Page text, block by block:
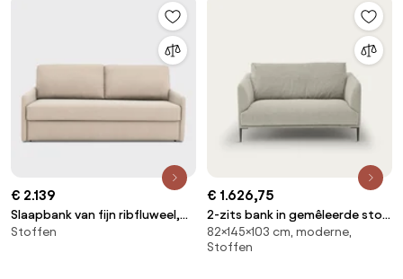
€ 2.139
Slaapbank van fijn ribfluweel,
Premium HR, Marta
Stoffen
€ 1.626,75
2-zits bank in gemêleerde stof
met bouclé-effect Oscar,
ontwerp Emmanuel Gallina
82×145×103 cm, moderne,
Stoffen